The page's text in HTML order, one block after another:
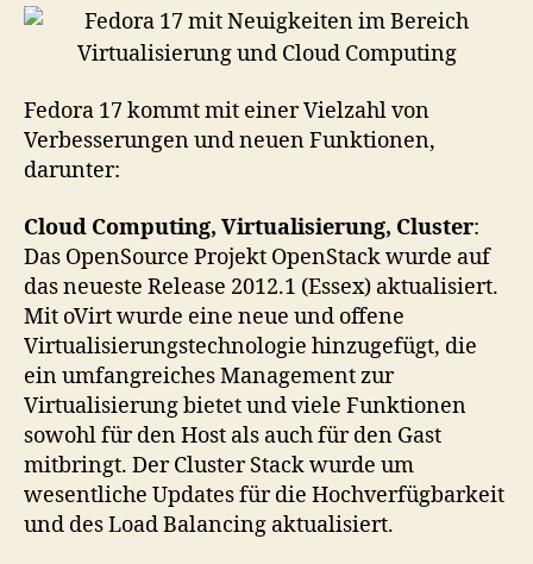
Fedora 17 kommt mit einer Vielzahl von
Verbesserungen und neuen Funktionen,
darunter:
Cloud Computing, Virtualisierung, Cluster:
Das OpenSource Projekt OpenStack wurde auf
das neueste Release 2012.1 (Essex) aktualisiert.
Mit oVirt wurde eine neue und offene
Virtualisierungstechnologie hinzugefügt, die
ein umfangreiches Management zur
Virtualisierung bietet und viele Funktionen
sowohl für den Host als auch für den Gast
mitbringt. Der Cluster Stack wurde um
wesentliche Updates für die Hochverfügbarkeit
und des Load Balancing aktualisiert.